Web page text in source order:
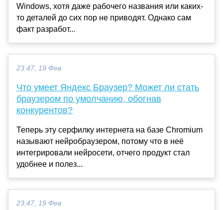
Windows, хотя даже рабочего названия или каких-
то деталей до сих пор не приводят. Однако сам
факт разработ...
23:47, 19 Фев
Что умеет Яндекс Браузер? Может ли стать
браузером по умолчанию, обогнав
конкурентов?
Теперь эту серфилку интернета на базе Chromium
называют нейробраузером, потому что в неё
интегрировали нейросети, отчего продукт стал
удобнее и полез...
23:47, 19 Фев